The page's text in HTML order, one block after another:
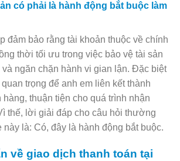
có phải là hành động bắt buộc làm
đảm bảo rằng tài khoản thuộc về chính
thời tối ưu trong việc bảo vệ tài sản
và ngăn chặn hành vi gian lận. Đặc biệt
trọng để anh em liên kết thành
thuận tiện cho quá trình nhận
thế, lời giải đáp cho câu hỏi thường
này là: Có, đây là hành động bắt buộc.
về giao dịch thanh toán tại